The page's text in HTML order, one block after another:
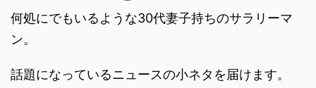
何処にでもいるような30代妻子持ちのサラリーマ
ン。
話題になっているニュースの小ネタを届けます。